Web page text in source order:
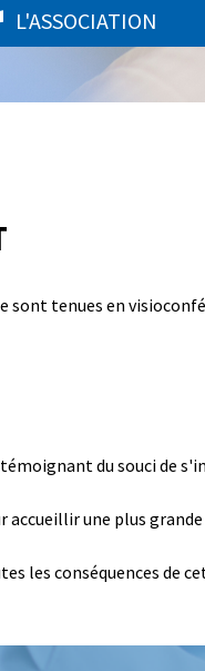
L'ASSOCIATION
sont tenues en
témoignant du souci de
une plus
les conséquences de